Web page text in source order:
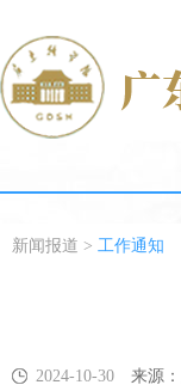
新闻报道 > 工作通知
2024-10-30
来源：